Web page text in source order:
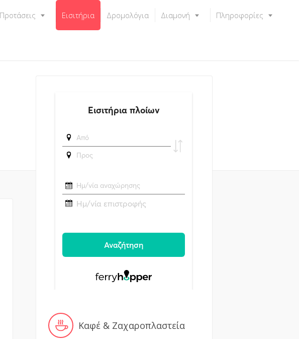
Προτάσεις Εισιτήρια Δρομολόγια Διαμονή Πληροφορίες
Καφέ & Ζαχαροπλαστεία